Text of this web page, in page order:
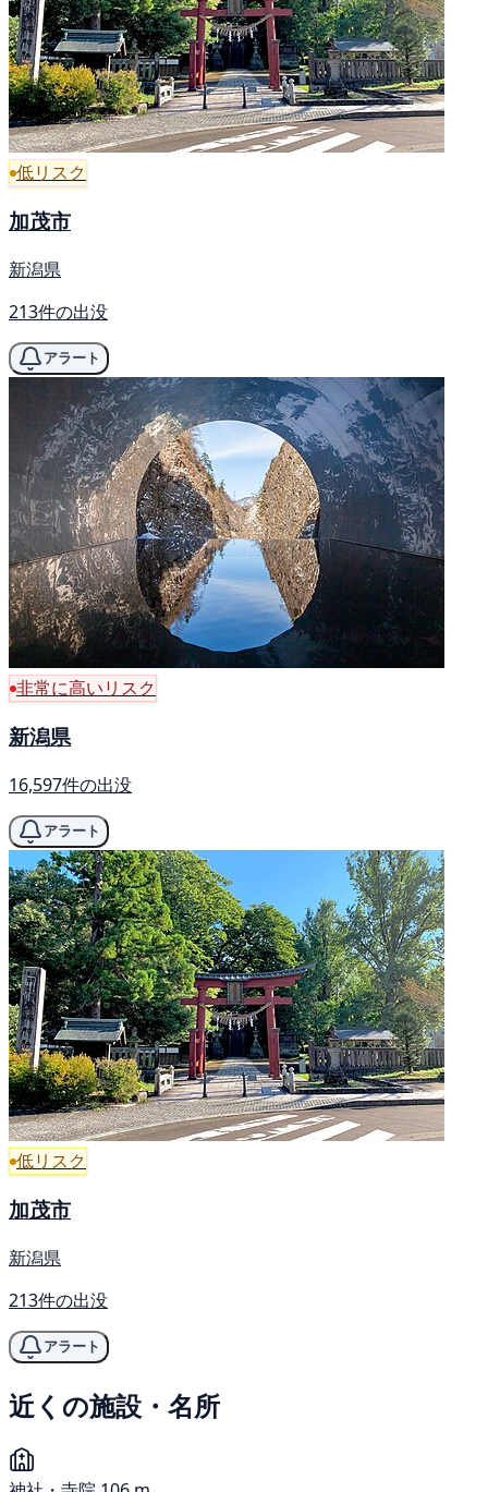
低リスク
加茂市
新潟県
213件の出没
アラート
非常に高いリスク
新潟県
16,597件の出没
アラート
低リスク
加茂市
新潟県
213件の出没
アラート
近くの施設・名所